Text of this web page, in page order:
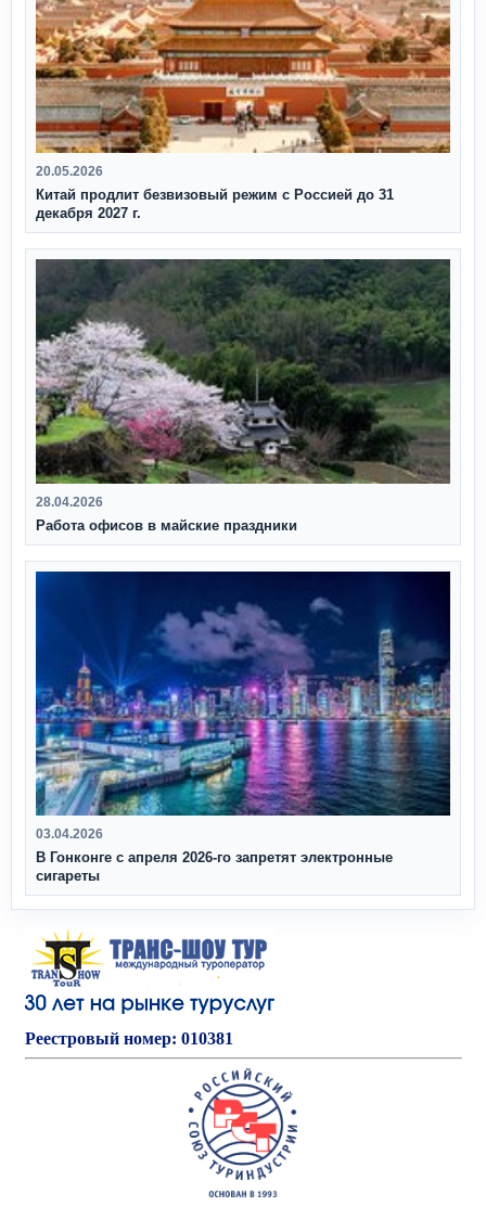
20.05.2026
Китай продлит безвизовый режим с Россией до 31
декабря 2027 г.
28.04.2026
Работа офисов в майские праздники
03.04.2026
В Гонконге с апреля 2026‑го запретят электронные
сигареты
Реестровый номер: 010381